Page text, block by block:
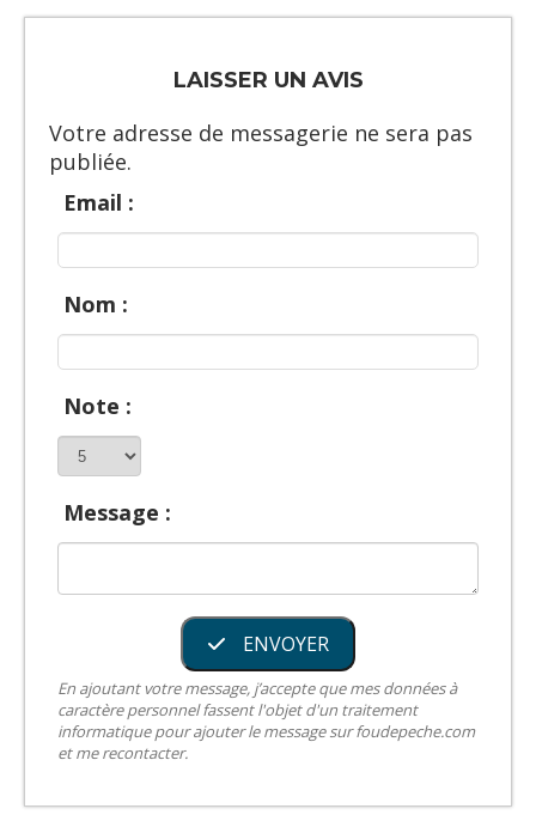
LAISSER UN AVIS
Votre adresse de messagerie ne sera pas
publiée.
Email :
Nom :
Note :
Message :
ENVOYER
En ajoutant votre message, j’accepte que mes données à
caractère personnel fassent l'objet d'un traitement
informatique pour ajouter le message sur foudepeche.com
et me recontacter.